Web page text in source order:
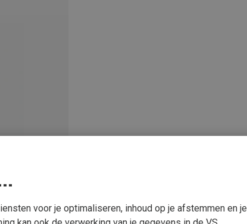
voor je optimaliseren, inhoud op je afstemmen en je